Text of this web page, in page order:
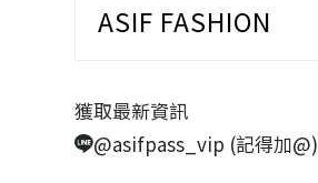
ASIF FASHION
獲取最新資訊
@asifpass_vip (記得加@)